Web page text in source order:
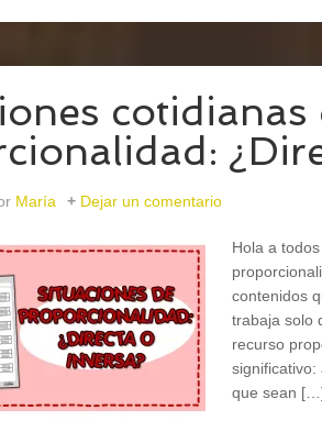
cotidianas
María Dejar un comentario
Hola a todos
contenidos
trabaja solo
recurso
significativo:
que sean